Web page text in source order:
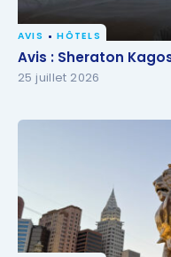
Avis : Sheraton
AVIS HÔTELS
Avis : Sheraton
25 juillet 2026